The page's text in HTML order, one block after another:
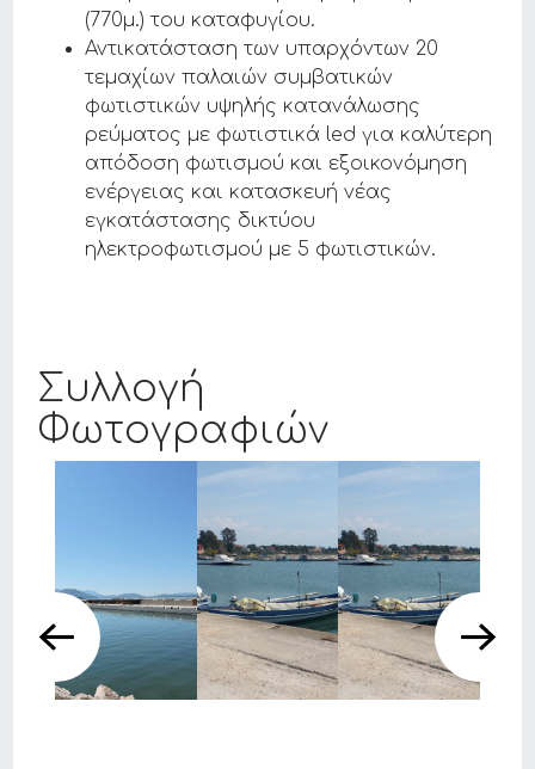
(770μ.) του καταφυγίου.
Αντικατάσταση των υπαρχόντων 20
τεμαχίων παλαιών συμβατικών
φωτιστικών υψηλής κατανάλωσης
ρεύματος με φωτιστικά led για καλύτερη
απόδοση φωτισμού και εξοικονόμηση
ενέργειας και κατασκευή νέας
εγκατάστασης δικτύου
ηλεκτροφωτισμού με 5 φωτιστικών.
Συλλογή
Φωτογραφιών